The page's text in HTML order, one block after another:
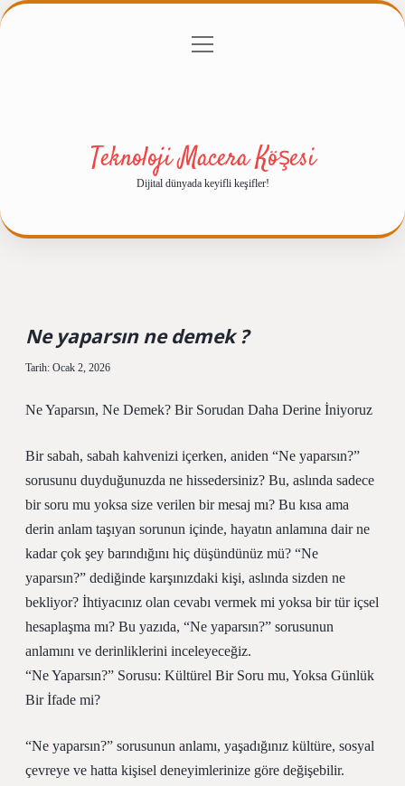
Gizlilik Politikası
menüyü
Teknoloji Macera Köşesi
Dijital dünyada keyifli keşifler!
Ne yaparsın ne demek ?
Tarih: Ocak 2, 2026
Ne Yaparsın, Ne Demek? Bir Sorudan Daha Derine İniyoruz
Bir sabah, sabah kahvenizi içerken, aniden “Ne yaparsın?”
sorusunu duyduğunuzda ne hissedersiniz? Bu, aslında sadece
bir soru mu yoksa size verilen bir mesaj mı? Bu kısa ama
derin anlam taşıyan sorunun içinde, hayatın anlamına dair ne
kadar çok şey barındığını hiç düşündünüz mü? “Ne
yaparsın?” dediğinde karşınızdaki kişi, aslında sizden ne
bekliyor? İhtiyacınız olan cevabı vermek mi yoksa bir tür içsel
hesaplaşma mı? Bu yazıda, “Ne yaparsın?” sorusunun
anlamını ve derinliklerini inceleyeceğiz.
“Ne Yaparsın?” Sorusu: Kültürel Bir Soru mu, Yoksa Günlük
Bir İfade mi?
“Ne yaparsın?” sorusunun anlamı, yaşadığınız kültüre, sosyal
çevreye ve hatta kişisel deneyimlerinize göre değişebilir.